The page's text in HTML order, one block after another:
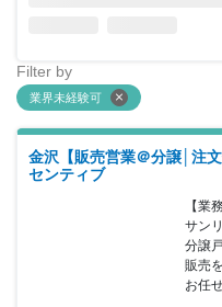
Filter by
業界未経験可
金沢【販売営業＠分譲│注
センティブ
【業
サン
分譲
販売を
お任